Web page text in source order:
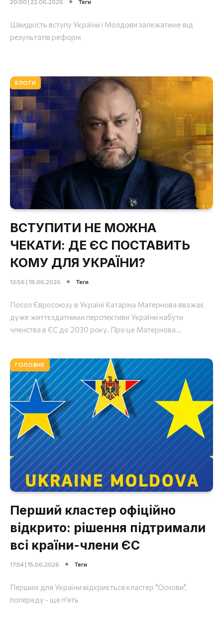
20:00 | 22.06.2026 Теги
Швидкість вступу України і Молдови залежатиме від
результатів реформ
БЛОГИ
ВСТУПИТИ НЕ МОЖНА
ЧЕКАТИ: ДЕ ЄС ПОСТАВИТЬ
КОМУ ДЛЯ УКРАЇНИ?
13:56 | 18.06.2026 Теги
Посол Євросоюзу в Україні Катаріна Матернова вважає
дуже життєздатними перспективи України набути
членства в ЄС до 2030 року. Про це Матернова...
ГОЛОВНЕ
Перший кластер офіційно
відкрито: рішення підтримали
всі країни-члени ЄС
17:54 | 15.06.2026 Теги
Першим для України відкриється кластер "Основи",
попереду - ще п'ять